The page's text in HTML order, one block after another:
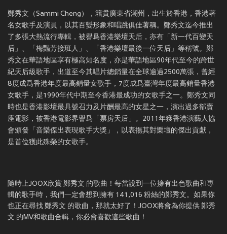
鄭秀文（Sammi Cheng），籍貫廣東省潮州，出生於香港，香港著
名女歌手及演員，以其百變形象和唱跳俱佳著稱。鄭秀文迄今推出
了多張大熱流行專輯，被譽爲香港樂壇天后，亦有「新一代百變天
后」、「梅豔芳接班人」、「香港樂壇最後一位天后」等稱號。鄭
秀文在華語地區享有極高知名度，亦是華語地區90年代至今的跨世
紀天后級歌手，出道至今其唱片總銷量在全球逾過2500萬張，曾經
8度成爲香港年度最高銷量女歌手，7度成爲臺灣年度最高銷量香港
女歌手，是1990年代中期至今香港最成功的女歌手之一。鄭秀文同
時也是香港影壇最具號召力及片酬最高的女星之一，演出過多部賣
座電影，被香港電影界譽爲「票房天后」。2011年獲香港演藝人協
會頒發「音樂傑出表現歌手大獎」，以表揚其對樂壇的傑出貢獻，
是首位獲此殊榮的女歌手。
隨時上JOOX欣賞 鄭秀文 的歌曲！每當說到一位擁有出色歌曲和專
輯的歌手時，我們一定會想到擁有 141,016 粉絲的鄭秀文。如果你
也正在尋找 鄭秀文 的歌曲，那就太好了！JOOX將會為你提供 鄭秀
文 的MV和歌曲合輯，你必會喜歡這些歌曲！